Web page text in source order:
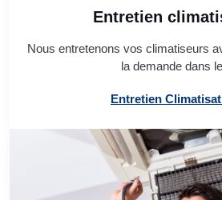
Entretien
Nous entretenons vos climatiseurs
la demande dans
Entretien